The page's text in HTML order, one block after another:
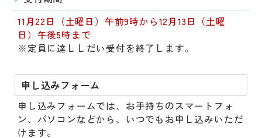
11月22日（土曜日）午前9時から12月13日（土曜
日）午後5時まで
※定員に達ししだい受付を終了します。
申し込みフォーム
申し込みフォームでは、お手持ちのスマートフォ
ン、パソコンなどから、いつでもお申し込みいただ
けます。